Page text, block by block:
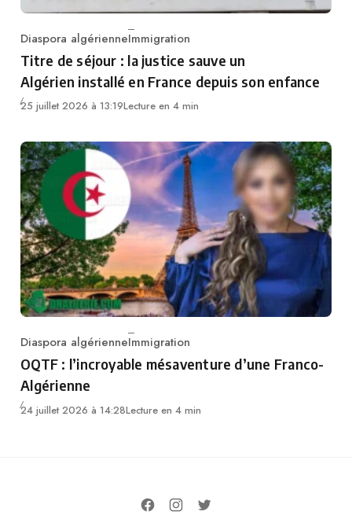
Category
Diaspora algérienneImmigration
Titre de séjour : la justice sauve un
Algérien installé en France depuis son enfance
25 juillet 2026 à 13:19Lecture en 4 min
Category
Diaspora algérienneImmigration
OQTF : l’incroyable mésaventure d’une Franco-
Algérienne
24 juillet 2026 à 14:28Lecture en 4 min